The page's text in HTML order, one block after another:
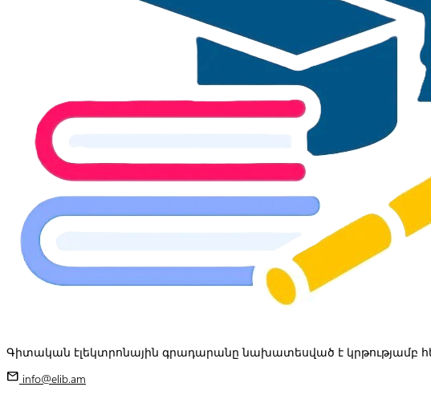
Գիտական էլեկտրոնային գրադարանը նախատեսված է կրթությամբ
mail info@elib.am